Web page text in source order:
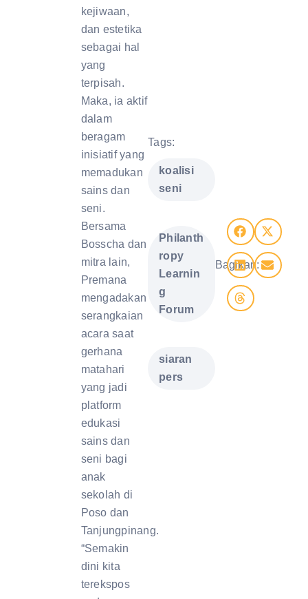
kejiwaan,
dan estetika
sebagai hal
yang
terpisah.
Maka, ia aktif
dalam
beragam
inisiatif yang
memadukan
sains dan
seni.
Bersama
Bosscha dan
mitra lain,
Premana
mengadakan
serangkaian
acara saat
gerhana
matahari
yang jadi
platform
edukasi
sains dan
seni bagi
anak
sekolah di
Poso dan
Tanjungpinang.
“Semakin
dini kita
terekspos
Tags:
koalisi
seni
Philanth
ropy
Learnin
g
Forum
siaran
pers
Bagikan: